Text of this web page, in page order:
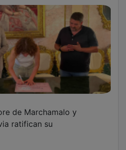
forestal entre
y Malaguilla